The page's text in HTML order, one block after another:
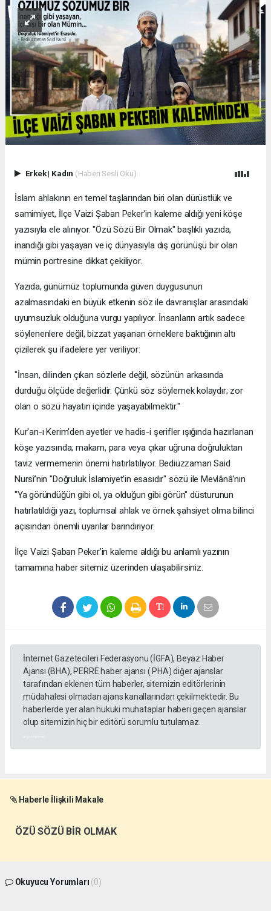
Erkek| Kadın (Haberi Sesli Oku)
İslam ahlakının en temel taşlarından biri olan dürüstlük ve
samimiyet, İlçe Vaizi Şaban Peker’in kaleme aldığı yeni köşe
yazısıyla ele alınıyor. "Özü Sözü Bir Olmak" başlıklı yazıda,
inandığı gibi yaşayan ve iç dünyasıyla dış görünüşü bir olan
mümin portresine dikkat çekiliyor.
​Yazıda, günümüz toplumunda güven duygusunun
azalmasındaki en büyük etkenin söz ile davranışlar arasındaki
uyumsuzluk olduğuna vurgu yapılıyor. İnsanların artık sadece
söylenenlere değil, bizzat yaşanan örneklere baktığının altı
çizilerek şu ifadelere yer veriliyor:
​"İnsan, dilinden çıkan sözlerle değil, sözünün arkasında
durduğu ölçüde değerlidir. Çünkü söz söylemek kolaydır; zor
olan o sözü hayatın içinde yaşayabilmektir."
​Kur'an-ı Kerim'den ayetler ve hadis-i şerifler ışığında hazırlanan
köşe yazısında; makam, para veya çıkar uğruna doğruluktan
taviz vermemenin önemi hatırlatılıyor. Bediüzzaman Said
Nursî’nin "Doğruluk İslamiyet'in esasıdır" sözü ile Mevlânâ’nın
"Ya göründüğün gibi ol, ya olduğun gibi görün" düsturunun
hatırlatıldığı yazı, toplumsal ahlak ve örnek şahsiyet olma bilinci
açısından önemli uyarılar barındırıyor.
​İlçe Vaizi Şaban Peker’in kaleme aldığı bu anlamlı yazının
tamamına haber sitemiz üzerinden ulaşabilirsiniz.
İnternet Gazetecileri Federasyonu (İGFA), Beyaz Haber
Ajansı (BHA), PERRE haber ajansı ( PHA) diğer ajanslar
tarafından eklenen tüm haberler, sitemizin editörlerinin
müdahalesi olmadan ajans kanallarından çekilmektedir. Bu
haberlerde yer alan hukuki muhataplar haberi geçen ajanslar
olup sitemizin hiç bir editörü sorumlu tutulamaz.
Haberle İlişkili Makale
ÖZÜ SÖZÜ BİR OLMAK
Okuyucu Yorumları (0)